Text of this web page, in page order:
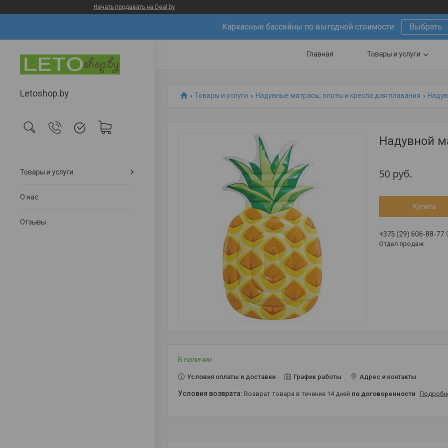
Начать продавать на Deal.by
Каркасные бассейны по выгодной стоимости Выбрать
Letoshop.by
Товары и услуги
О нас
Отзывы
Главная Товары и услуги
Товары и услуги Надувные матрасы, плоты и кресла для плавания
Надувной
50 руб.
Купить
+375 (29) 606-88-77
Отдел продаж
В наличии
Условия оплаты и доставки График работы Адрес и контакты
возврат товара в течение 14 дней по договоренности